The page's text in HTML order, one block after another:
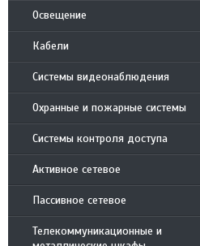
Освещение
Кабели
Системы видеонаблюдения
Охранные и пожарные системы
Системы контроля доступа
Активное сетевое
Пассивное сетевое
Телекоммуникационные и